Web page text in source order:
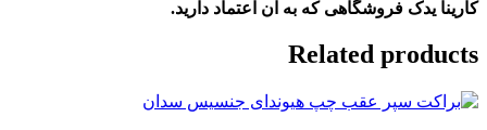
کارینا یدک فروشگاهی که به آن اعتماد دارید.
Related products